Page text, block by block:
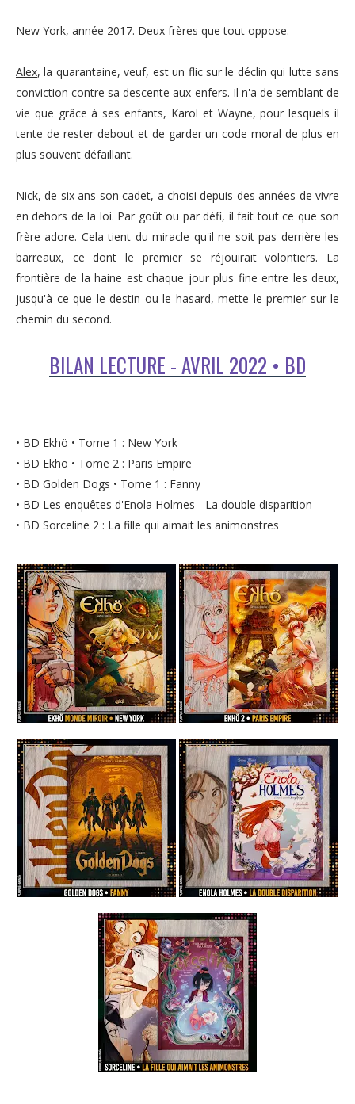
New York, année 2017. Deux frères que tout oppose.
Alex, la quarantaine, veuf, est un flic sur le déclin qui lutte sans
conviction contre sa descente aux enfers. Il n'a de semblant de
vie que grâce à ses enfants, Karol et Wayne, pour lesquels il
tente de rester debout et de garder un code moral de plus en
plus souvent défaillant.
Nick, de six ans son cadet, a choisi depuis des années de vivre
en dehors de la loi. Par goût ou par défi, il fait tout ce que son
frère adore. Cela tient du miracle qu'il ne soit pas derrière les
barreaux, ce dont le premier se réjouirait volontiers. La
frontière de la haine est chaque jour plus fine entre les deux,
jusqu'à ce que le destin ou le hasard, mette le premier sur le
chemin du second.
BILAN LECTURE - AVRIL 2022 • BD
• BD Ekhö • Tome 1 : New York
• BD Ekhö • Tome 2 : Paris Empire
• BD Golden Dogs • Tome 1 : Fanny
• BD Les enquêtes d'Enola Holmes - La double disparition
• BD Sorceline 2 : La fille qui aimait les animonstres